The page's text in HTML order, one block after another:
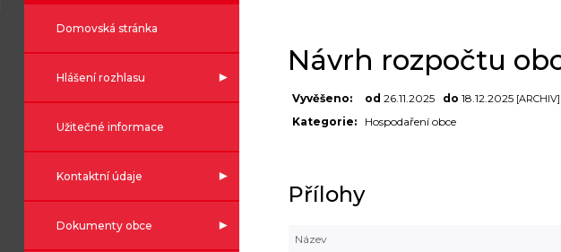
Domovská stránka
Hlášení rozhlasu
Užitečné informace
Kontaktní údaje
Dokumenty obce
Návrh rozpočtu
Vyvěšeno: od 26.11.2025 do 18.12.2025 [ARCHIV]
Kategorie: Hospodaření obce
Přílohy
Název